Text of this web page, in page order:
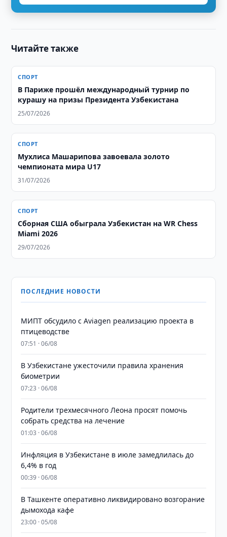
Читайте также
СПОРТ
В Париже прошёл международный турнир по
курашу на призы Президента Узбекистана
25/07/2026
СПОРТ
Мухлиса Машарипова завоевала золото
чемпионата мира U17
31/07/2026
СПОРТ
Сборная США обыграла Узбекистан на WR Chess
Miami 2026
29/07/2026
ПОСЛЕДНИЕ НОВОСТИ
МИПТ обсудило с Aviagen реализацию проекта в
птицеводстве
07:51 · 06/08
В Узбекистане ужесточили правила хранения
биометрии
07:23 · 06/08
Родители трехмесячного Леона просят помочь
собрать средства на лечение
01:03 · 06/08
Инфляция в Узбекистане в июле замедлилась до
6,4% в год
00:39 · 06/08
В Ташкенте оперативно ликвидировано возгорание
дымохода кафе
23:00 · 05/08